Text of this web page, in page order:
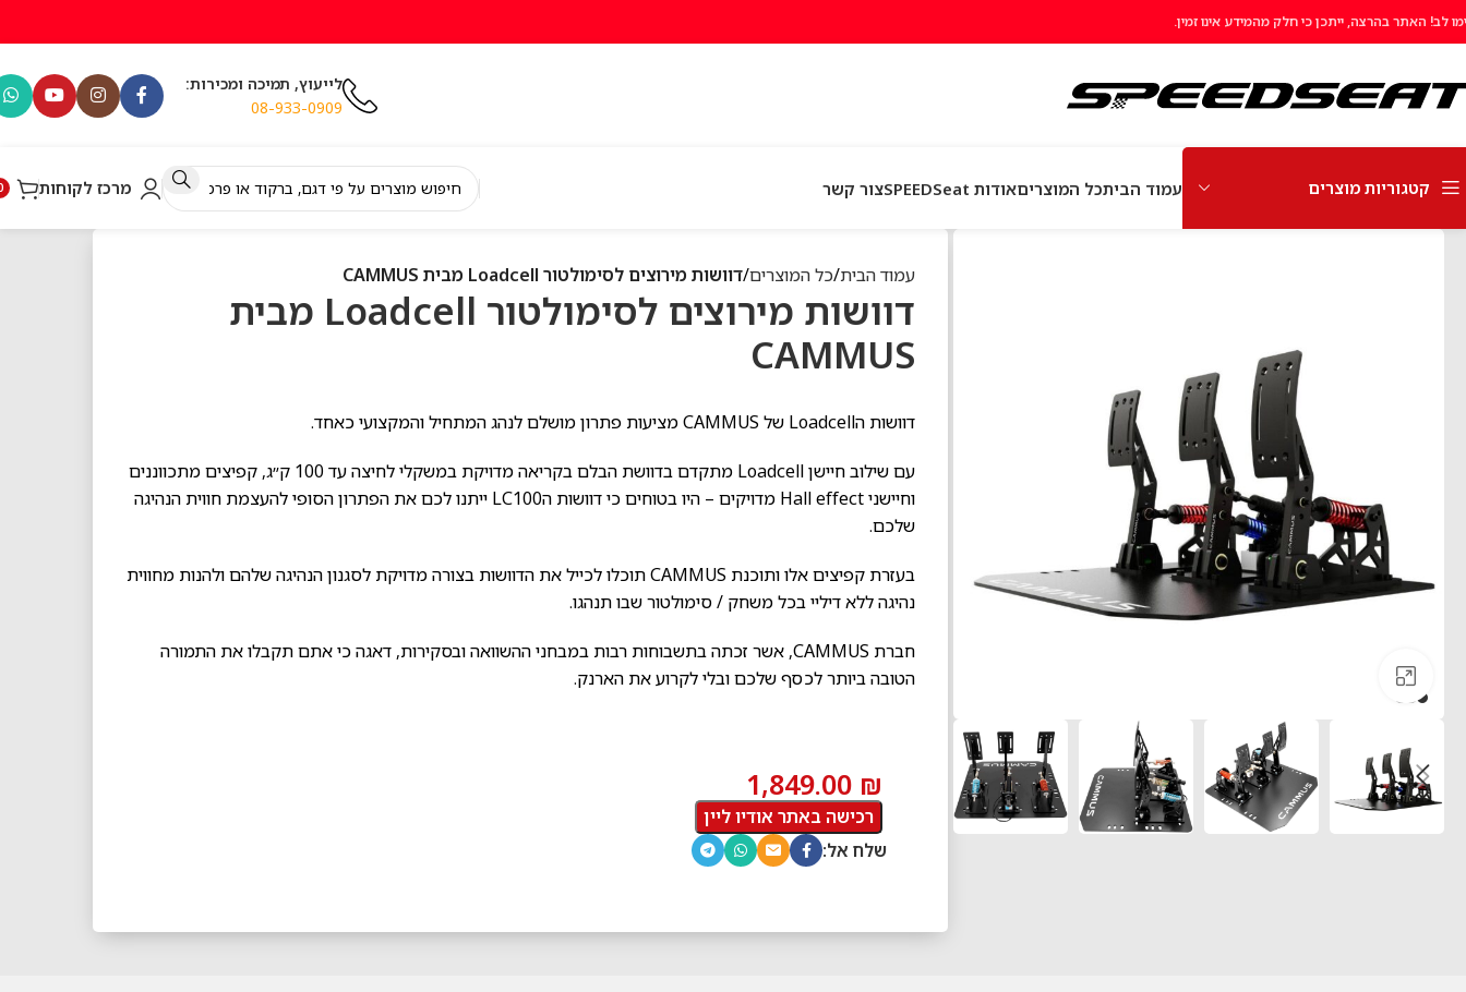
לב! האתר בהרצה, ייתכן כי חלק מהמידע אינו זמין.
לייעוץ, תמיכה ומכירות:
08-933-0909
קטגוריות מוצרים עמוד הביתכל המוצריםאודות SPEEDSeat צור קשר מרכז לקוחות
עמוד הבית כל המוצרים דוושות מירוצים לסימולטור Loadcell מבית CAMMUS
דוושות מירוצים לסימולטור Loadcell מבית
CAMMUS
דוושות הLoadcell של CAMMUS מציעות פתרון מושלם לנהג המתחיל והמקצועי כאחד.
עם שילוב חיישן Loadcell מתקדם בדוושת הבלם בקריאה מדויקת במשקלי לחיצה עד 100 ק״ג, קפיצים מתכווננים
וחיישני Hall effect מדויקים – היו בטוחים כי דוושות הLC100 ייתנו לכם את הפתרון הסופי להעצמת חווית הנהיגה
שלכם.
בעזרת קפיצים אלו ותוכנת CAMMUS תוכלו לכייל את הדוושות בצורה מדויקת לסגנון הנהיגה שלהם ולהנות מחווית
נהיגה ללא דיליי בכל משחק / סימולטור שבו תנהגו.
חברת CAMMUS, אשר זכתה בתשבוחות רבות במבחני ההשוואה ובסקירות, דאגה כי אתם תקבלו את התמורה
הטובה ביותר לכסף שלכם ובלי לקרוע את הארנק.
1,849.00 ₪
רכישה באתר אודיו ליין
שלח אל: